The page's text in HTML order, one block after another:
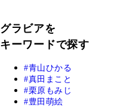
グラビアを
キーワードで探す
青山ひかる
真田まこと
栗原もみじ
豊田萌絵